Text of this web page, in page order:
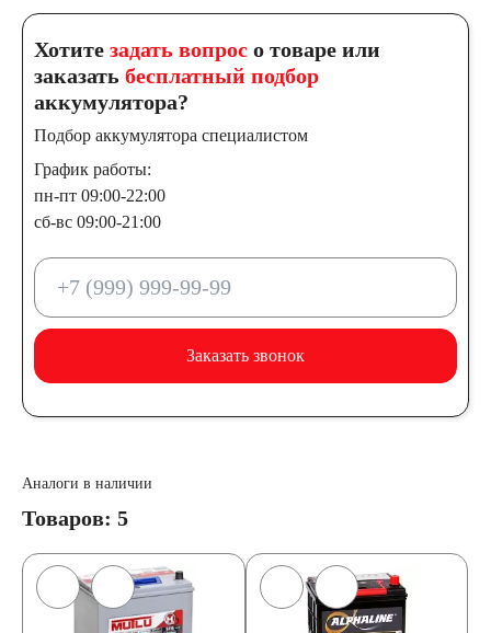
Хотите задать вопрос о товаре или
заказать бесплатный подбор
аккумулятора?
Подбор аккумулятора специалистом
График работы:
пн-пт 09:00-22:00
сб-вс 09:00-21:00
Заказать звонок
Аналоги в наличии
Товаров: 5